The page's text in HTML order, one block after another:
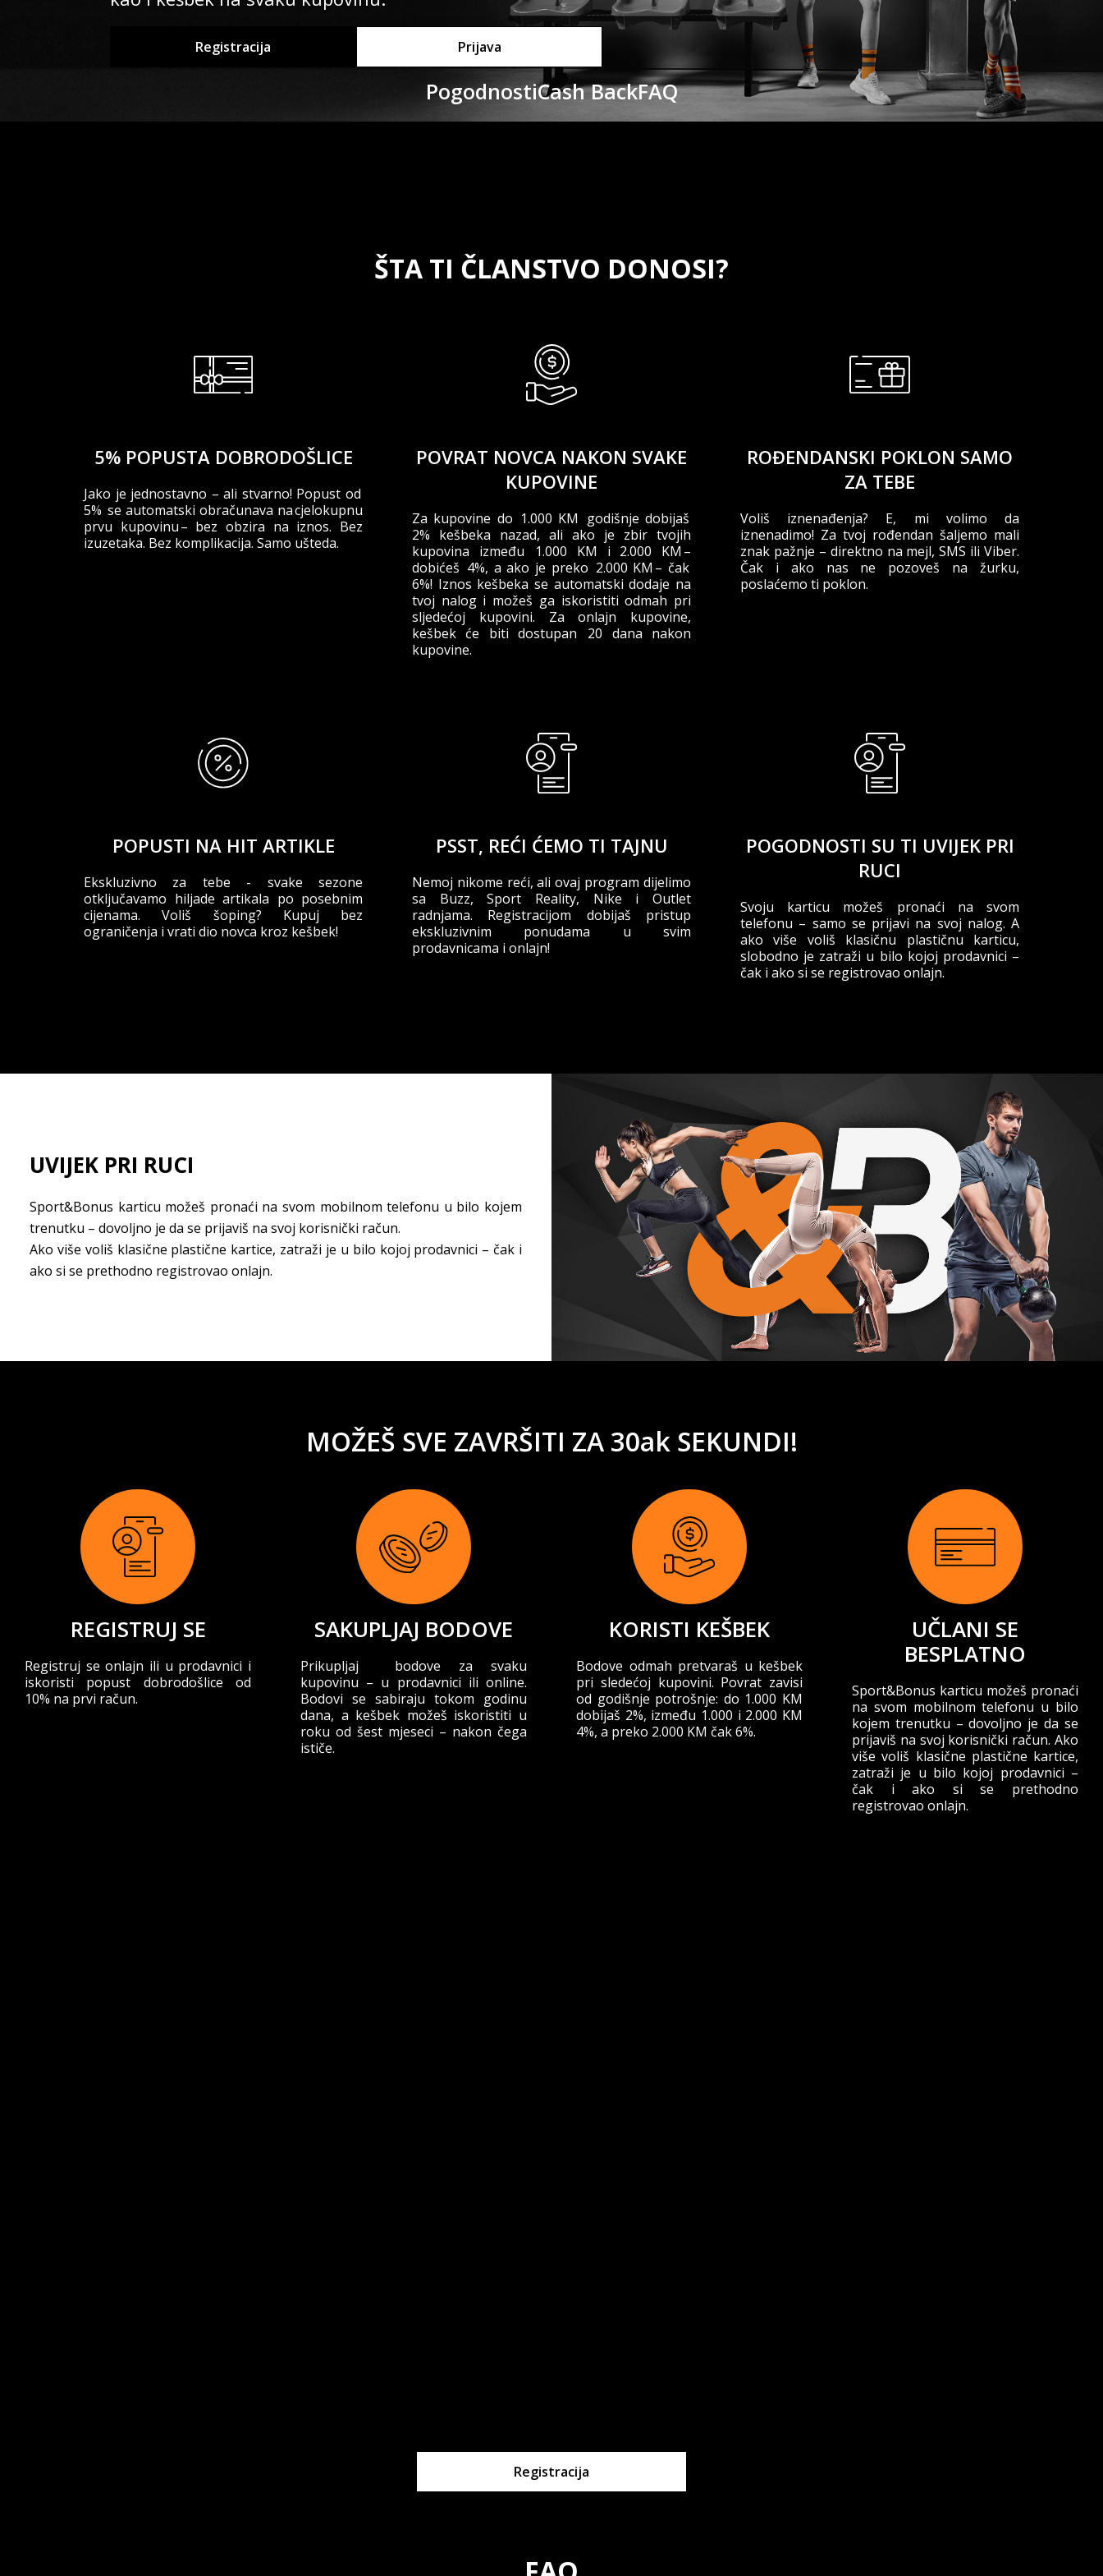
Registracija Prijava
PogodnostiCash BackFAQ
ŠTA TI ČLANSTVO DONOSI?
5% POPUSTA DOBRODOŠLICE
Jako je jednostavno – ali stvarno! Popust od
5% se automatski obračunava na cjelokupnu
prvu kupovinu – bez obzira na iznos. Bez
izuzetaka. Bez komplikacija. Samo ušteda.
POVRAT NOVCA NAKON SVAKE
KUPOVINE
Za kupovine do 1.000 KM godišnje dobijaš
2% kešbeka nazad, ali ako je zbir tvojih
kupovina između 1.000 KM i 2.000 KM –
dobićeš 4%, a ako je preko 2.000 KM – čak
6%! Iznos kešbeka se automatski dodaje na
tvoj nalog i možeš ga iskoristiti odmah pri
sljedećoj kupovini. Za onlajn kupovine,
kešbek će biti dostupan 20 dana nakon
kupovine.
ROĐENDANSKI POKLON SAMO
ZA TEBE
Voliš iznenađenja? E, mi volimo da
iznenadimo! Za tvoj rođendan šaljemo mali
znak pažnje – direktno na mejl, SMS ili Viber.
Čak i ako nas ne pozoveš na žurku,
poslaćemo ti poklon.
POPUSTI NA HIT ARTIKLE
Ekskluzivno za tebe - svake sezone
otključavamo hiljade artikala po posebnim
cijenama. Voliš šoping? Kupuj bez
ograničenja i vrati dio novca kroz kešbek!
PSST, REĆI ĆEMO TI TAJNU
Nemoj nikome reći, ali ovaj program dijelimo
sa Buzz, Sport Reality, Nike i Outlet
radnjama. Registracijom dobijaš pristup
ekskluzivnim ponudama u svim
prodavnicama i onlajn!
POGODNOSTI SU TI UVIJEK PRI
RUCI
Svoju karticu možeš pronaći na svom
telefonu – samo se prijavi na svoj nalog. A
ako više voliš klasičnu plastičnu karticu,
slobodno je zatraži u bilo kojoj prodavnici –
čak i ako si se registrovao onlajn.
UVIJEK PRI RUCI
Sport&Bonus karticu možeš pronaći na svom mobilnom telefonu u bilo kojem
trenutku – dovoljno je da se prijaviš na svoj korisnički račun.
Ako više voliš klasične plastične kartice, zatraži je u bilo kojoj prodavnici – čak i
ako si se prethodno registrovao onlajn.
MOŽEŠ SVE ZAVRŠITI ZA 30ak SEKUNDI!
REGISTRUJ SE
Registruj se onlajn ili u prodavnici i
iskoristi popust dobrodošlice od
10% na prvi račun.
SAKUPLJAJ BODOVE
Prikupljaj bodove za svaku
kupovinu – u prodavnici ili online.
Bodovi se sabiraju tokom godinu
dana, a kešbek možeš iskoristiti u
roku od šest mjeseci – nakon čega
ističe.
KORISTI KEŠBEK
Bodove odmah pretvaraš u kešbek
pri sledećoj kupovini. Povrat zavisi
od godišnje potrošnje: do 1.000 KM
dobijaš 2%, između 1.000 i 2.000 KM
4%, a preko 2.000 KM čak 6%.
UČLANI SE
BESPLATNO
Sport&Bonus karticu možeš pronaći
na svom mobilnom telefonu u bilo
kojem trenutku – dovoljno je da se
prijaviš na svoj korisnički račun. Ako
više voliš klasične plastične kartice,
zatraži je u bilo kojoj prodavnici –
čak i ako si se prethodno
registrovao onlajn.
Registracija